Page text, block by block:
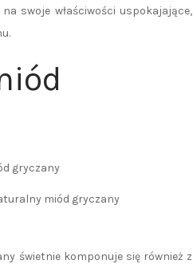
swoje właściwości uspokajające,
miód gryczany
świetnie komponuje się również z